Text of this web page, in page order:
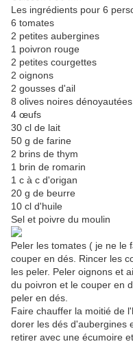
Les ingrédients pour 6
6 tomates
2 petites aubergines
1 poivron rouge
2 petites courgettes
2 oignons
2 gousses d'ail
8 olives noires dénoyautées
4 œufs
30 cl de lait
50 g de farine
2 brins de thym
1 brin de romarin
1 c à c d'origan
20 g de beurre
10 cl d'huile
Sel et poivre du moulin
Peler les tomates ( je ne le
couper en dés. Rincer les
les peler. Peler oignons et
du poivron et le couper en
peler en dés.
Faire chauffer la moitié de
dorer les dés d'aubergines
retirer avec une écumoire